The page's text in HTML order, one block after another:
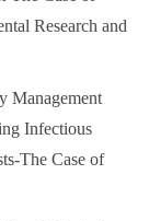
Research and
Management
Infectious
The Case of